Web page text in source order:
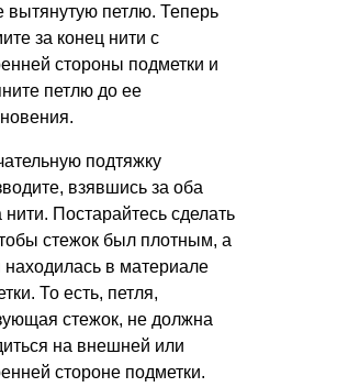
вытянутую петлю. Теперь
за конец нити с
стороны подметки и
петлю до ее
подтяжку
взявшись за оба
нити. Постарайтесь сделать
стежок был плотным, а
находилась в материале
То есть, петля,
стежок, не должна
на внешней или
стороне подметки.